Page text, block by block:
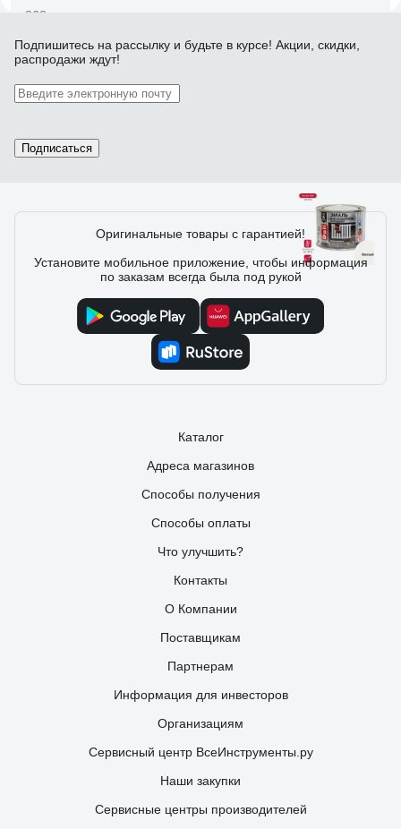
363 отзыва
Отзыв о Акриловая эмаль для радиаторов
отопления OLECOLOR 1 кг 4300004406
Очень хорошее качество краски
Отзыв о Алкидная эмаль для радиаторов Dali
0.5 кг 6 32566
Подпишитесь на рассылку и будьте в курсе! Акции, скидки,
распродажи ждут!
Подписаться
Оригинальные товары с гарантией!
Установите мобильное приложение, чтобы информация
по заказам всегда была под рукой
Каталог
Адреса магазинов
Способы получения
Способы оплаты
Что улучшить?
Контакты
О Компании
Поставщикам
Партнерам
Информация для инвесторов
Организациям
Сервисный центр ВсеИнструменты.ру
Наши закупки
Сервисные центры производителей